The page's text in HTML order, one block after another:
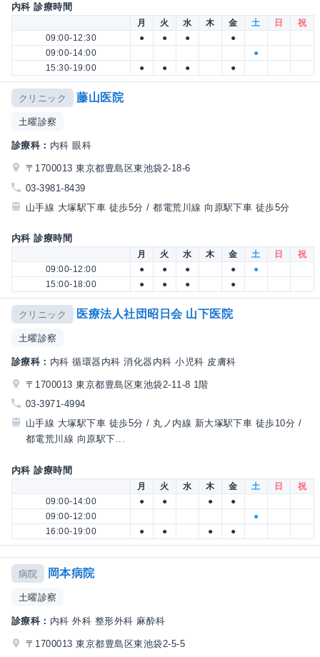
内科 診療時間
月 火 水 木 金 土 日
祝
09:00-12:30
● ● ●
●
09:00-14:00
●
15:30-19:00
● ● ● ●
クリニック 藤山医院
土曜診察
診療科： 内科 眼科
〒1700013 東京都豊島区東池袋2-18-6
03-3981-8439
山手線 大塚駅下車 徒歩5分 / 都電荒川線 向原駅下車 徒歩5分
内科 診療時間
月 火 水 木 金 土 日
祝
09:00-12:00
● ● ● ●
●
15:00-18:00
● ● ● ●
クリニック 医療法人社団昭日会 山下医院
土曜診察
診療科： 内科 循環器内科 消化器内科 小児科 皮膚科
〒1700013 東京都豊島区東池袋2-11-8 1階
03-3971-4994
山手線 大塚駅下車 徒歩5分 / 丸ノ内線 新大塚駅下車 徒歩10分 /
都電荒川線 向原駅下...
内科 診療時間
月 火 水 木 金 土 日
祝
09:00-14:00
● ● ●
●
09:00-12:00
●
16:00-19:00
● ● ● ●
病院 岡本病院
土曜診察
診療科： 内科 外科 整形外科 麻酔科
〒1700013 東京都豊島区東池袋2-5-5